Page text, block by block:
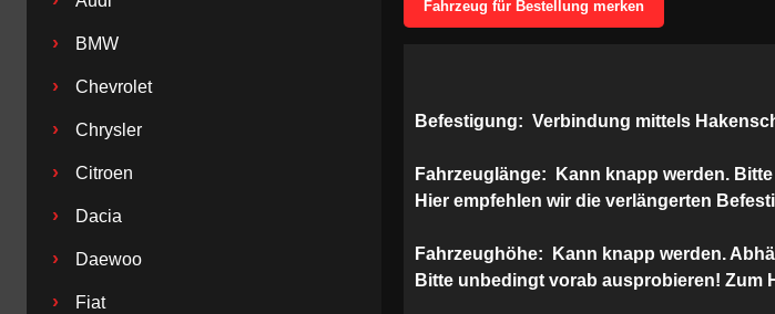
› BMW
› Chevrolet
› Chrysler
› Citroen
› Dacia
› Daewoo
› Fiat
Fahrzeug für Bestellung merken
Befestigung: Verbindung mittels
Fahrzeuglänge:
Kann knapp werden.
Hier empfehlen wir die verlängerten
Fahrzeughöhe:
Kann knapp werden.
Bitte unbedingt vorab ausprobieren! Zum